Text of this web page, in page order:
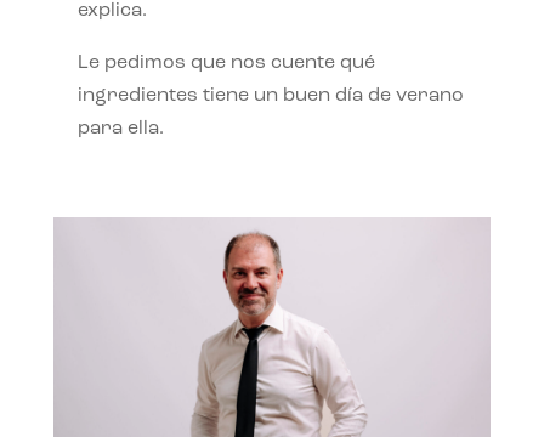
explica.
Le pedimos que nos cuente qué
ingredientes tiene un buen día de verano
para ella.